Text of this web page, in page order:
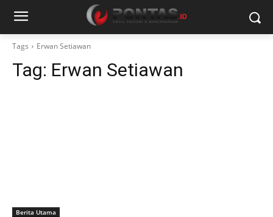
Tags Erwan Setiawan
Tag: Erwan Setiawan
Berita Utama